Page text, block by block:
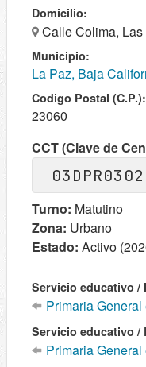
Domicilio:
Calle Colima,
Municipio:
La Paz, Baja
Codigo Postal (C.P.):
23060
CCT (Clave de
Turno: Matutino
Zona: Urbano
Estado: Activo
Servicio educativo /
Primaria
Servicio educativo /
Primaria